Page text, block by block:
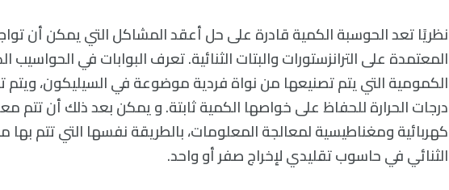
نظريًا تعد الحوسبة الكمية قادرة على حل أعقد المشاكل التي يمكن أن
المعتمدة على الترانزستورات والبتات الثنائية. تعرف البوابات في الحواسيب
الكمومية التي يتم تصنيعها من نواة فردية موضوعة في السيليكون، ويتم
درجات الحرارة للحفاظ على خواصها الكمية ثابتة. و يمكن بعد ذلك أن تتم
كهربائية ومغناطيسية لمعالجة المعلومات، بالطريقة نفسها التي تتم بها
الثنائي في حاسوب تقليدي لإخراج صفر أو واحد.